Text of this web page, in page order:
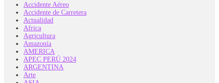
Accidente Aéreo
Accidente de Carretera
Actualidad
Africa
Agricultura
Amazonía
AMERICA
APEC PERÚ 2024
ARGENTINA
Arte